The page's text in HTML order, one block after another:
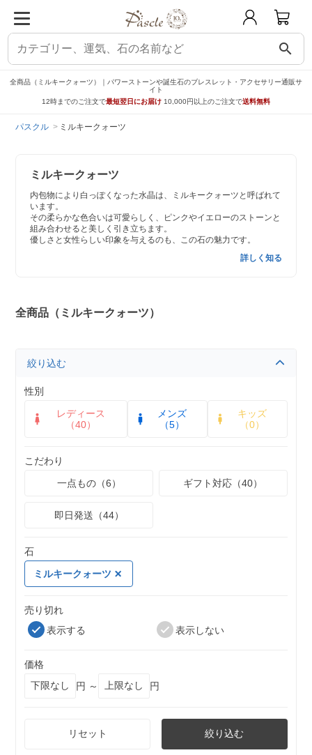
search
全商品（ミルキークォーツ）｜パワーストーンや誕生石のブレスレット・アクセサリー通販サ
イト
12時までのご注文で最短翌日にお届け 10,000円以上のご注文で送料無料
パスクル ミルキークォーツ
ミルキークォーツ
内包物により白っぽくなった水晶は、ミルキークォーツと呼ばれて
います。
その柔らかな色合いは可愛らしく、ピンクやイエローのストーンと
組み合わせると美しく引き立ちます。
優しさと女性らしい印象を与えるのも、この石の魅力です。
詳しく知る
全商品（ミルキークォーツ）
絞り込む
性別
レディース
（40）
メンズ
（5）
キッズ
（0）
こだわり
一点もの（6）
ギフト対応（40）
即日発送（44）
石
ミルキークォーツ
売り切れ
表示する
表示しない
価格
円 ～
円
リセット 絞り込む